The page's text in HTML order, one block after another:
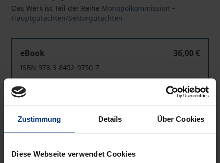
Zustimmung Details Über Cookies
Diese Webseite verwendet Cookies
Das Werk ist Teil der Reihe Monopolkommission –
Hauptgutachten/Sektorgutachten
eBook
36,00 €
ISBN 978-3-8452-9750-7
Lieferbar
Preisangaben inkl. MwSt. Abhängig von der Lieferadresse
kann die MwSt. an der Kasse variieren.
In den Warenkorb